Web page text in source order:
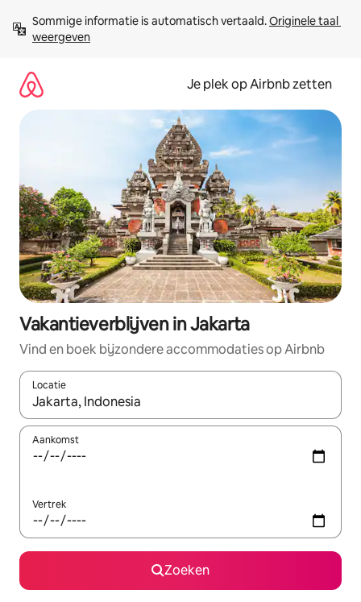
direct
naar
Sommige informatie is automatisch vertaald. Originele taal
weergeven
Je plek op Airbnb zetten
Vakantieverblijven in Jakarta
Vind en boek bijzondere accommodaties op Airbnb
Locatie
Wanneer er resultaten beschikbaar zijn, maak je een keuze
Aankomst
Vertrek
Zoeken